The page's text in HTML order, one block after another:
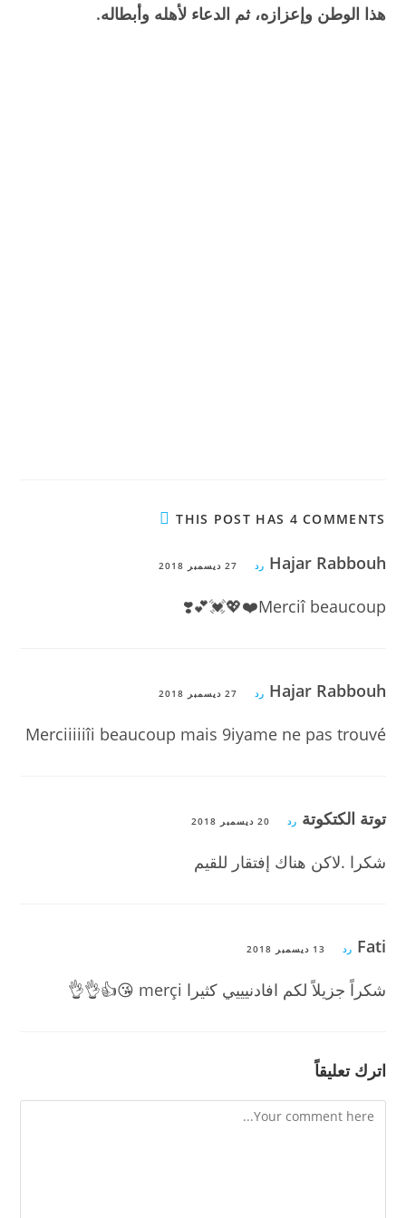
هذا الوطن وإعزازه، ثم الدعاء لأهله وأبطاله.
THIS POST HAS 4 COMMENTS
Hajar Rabbouh رد 27 ديسمبر 2018
Merciî beaucoup❤️💖💓💕❣️
Hajar Rabbouh رد 27 ديسمبر 2018
Merciiiiiîi beaucoup mais 9iyame ne pas trouvé
توتة الكتكوتة رد 20 ديسمبر 2018
شكرا .لاكن هناك إفتقار للقيم
Fati رد 13 ديسمبر 2018
شكراً جزيلاً لكم افادنيييي كثيرا merçi 😘👍👌👌
اترك تعليقاً
Comment